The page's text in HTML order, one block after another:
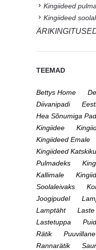
Kingiideed
Kingiideed
TEEMAD
Bettys Home
Diivanipadi
Hea Sõnumiga
Kingiidee
Kingiideed Emale
Kingiideed
Pulmadeks
Kallimale
Soolaleivaks
Joogipudel
Lamptäht
Lastetuppa
Rätik
Rannarätik